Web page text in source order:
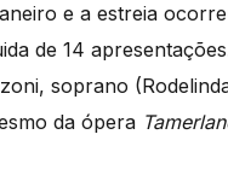
e a estreia
de 14
soprano
da ópera